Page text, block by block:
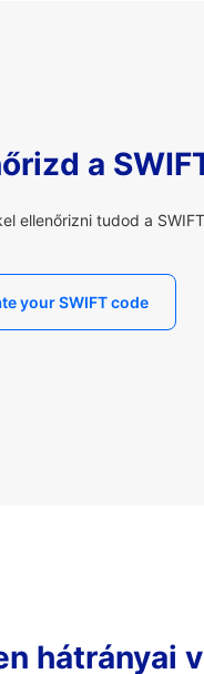
a
ellenőrizni tudod a
your SWIFT code
hátrányai